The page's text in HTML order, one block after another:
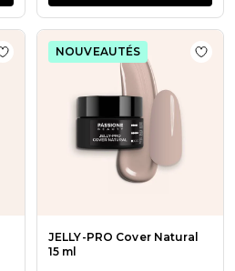
Ajouter à la liste de souhaits
NOUVEAUTÉS
JELLY-PRO Cover Natural
15 ml